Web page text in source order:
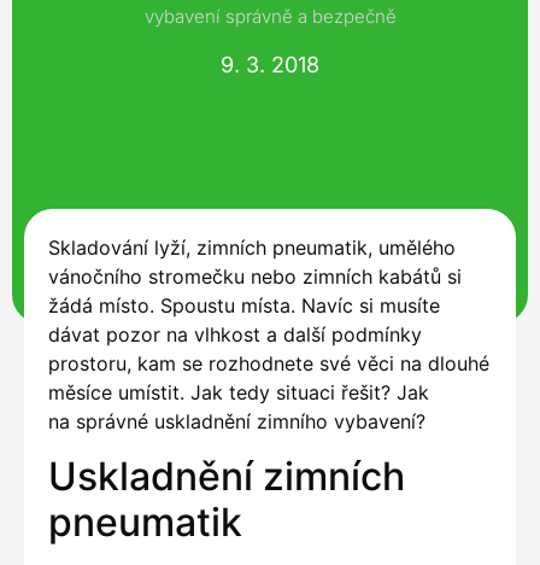
vybavení správně a bezpečně
9. 3. 2018
Skladování lyží, zimních pneumatik, umělého
vánočního stromečku nebo zimních kabátů si
žádá místo. Spoustu místa. Navíc si musíte
dávat pozor na vlhkost a další podmínky
prostoru, kam se rozhodnete své věci na dlouhé
měsíce umístit. Jak tedy situaci řešit? Jak
na správné uskladnění zimního vybavení?
Uskladnění zimních
pneumatik